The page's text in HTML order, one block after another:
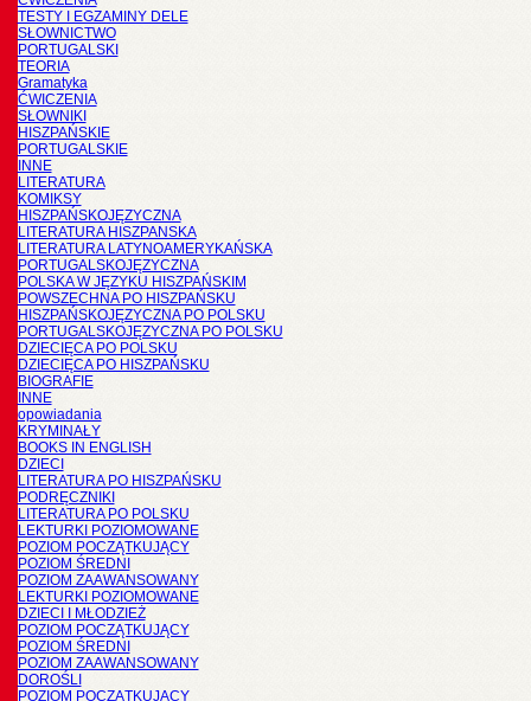
TESTY I EGZAMINY DELE
SŁOWNICTWO
PORTUGALSKI
TEORIA
Gramatyka
ĆWICZENIA
SŁOWNIKI
HISZPAŃSKIE
PORTUGALSKIE
INNE
LITERATURA
KOMIKSY
HISZPAŃSKOJĘZYCZNA
LITERATURA HISZPANSKA
LITERATURA LATYNOAMERYKAŃSKA
PORTUGALSKOJĘZYCZNA
POLSKA W JĘZYKU HISZPAŃSKIM
POWSZECHNA PO HISZPAŃSKU
HISZPAŃSKOJĘZYCZNA PO POLSKU
PORTUGALSKOJĘZYCZNA PO POLSKU
DZIECIĘCA PO POLSKU
DZIECIĘCA PO HISZPAŃSKU
BIOGRAFIE
INNE
opowiadania
KRYMINAŁY
BOOKS IN ENGLISH
DZIECI
LITERATURA PO HISZPAŃSKU
PODRĘCZNIKI
LITERATURA PO POLSKU
LEKTURKI POZIOMOWANE
POZIOM POCZĄTKUJĄCY
POZIOM ŚREDNI
POZIOM ZAAWANSOWANY
LEKTURKI POZIOMOWANE
DZIECI I MŁODZIEŻ
POZIOM POCZĄTKUJĄCY
POZIOM ŚREDNI
POZIOM ZAAWANSOWANY
DOROŚLI
POZIOM POCZĄTKUJĄCY